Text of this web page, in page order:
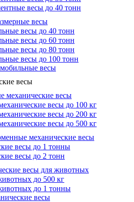
весы до 40 тонн
весы
весы до 40 тонн
весы до 60 тонн
весы до 80 тонн
весы до 100 тонн
весы
весы
механические весы
весы до 100 кг
весы до 200 кг
весы до 500 кг
механические весы
весы до 1 тонны
весы до 2 тонн
весы для животных
до 500 кг
до 1 тонны
весы